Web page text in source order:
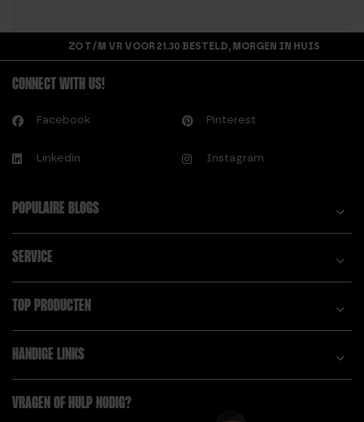
ZO T/M VR VOOR 21.30 BESTELD, MORGEN IN HUIS
CONNECT WITH US!
Facebook Pinterest
Linkedin Instagram
POPULAIRE BLOGS
SERVICE
TOP PRODUCTEN
HANDIGE LINKS
VRAGEN OF HULP NODIG?